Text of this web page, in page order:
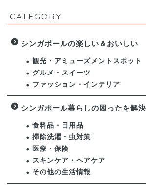
CATEGORY
シンガポールの楽しい＆おいしい
観光・アミューズメントスポット
グルメ・スイーツ
ファッション・インテリア
シンガポール暮らしの困ったを解決
食料品・日用品
掃除洗濯・虫対策
医療・保険
スキンケア・ヘアケア
その他の生活情報